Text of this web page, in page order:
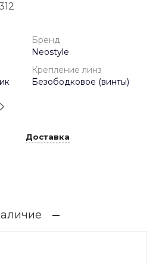
Бренд
Neostyle
Крепление линз
Безободковое (винты)
Доставка